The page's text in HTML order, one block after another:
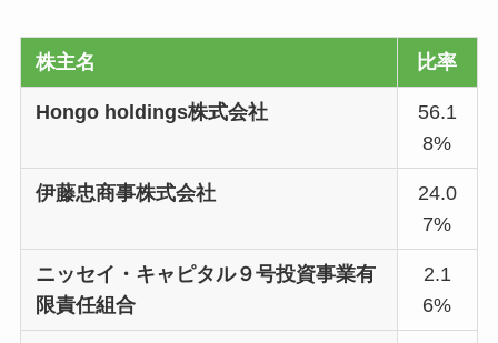
株主名 比率
Hongo holdings株式会社
56.1
8%
伊藤忠商事株式会社
24.0
7%
ニッセイ・キャピタル９号投資事業有
限責任組合
2.1
6%